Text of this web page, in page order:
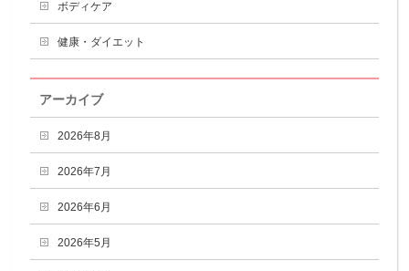
ボディケア
健康・ダイエット
アーカイブ
2026年8月
2026年7月
2026年6月
2026年5月